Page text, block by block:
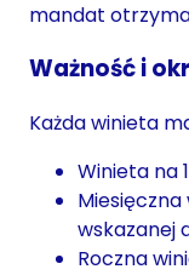
mandat
Ważność i
Każda winieta
Winieta na
wskazanej
Roczna